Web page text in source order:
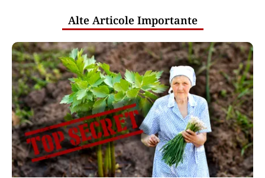
un stoc de peste 1.000 de tone
Puterea Financiara
Impactul economic al verii infernale
europene: căldura extremă începe să
lovească direct economia
Oficiuldestiri.ro
Atacurile cibernetice expun
vulnerabilitățile statului român: ANP
repetă scenariul e‑Terra. Ce ascund
comunicările oficiale și cine răspunde
pentru mentenanța IT a instituțiilor
publice